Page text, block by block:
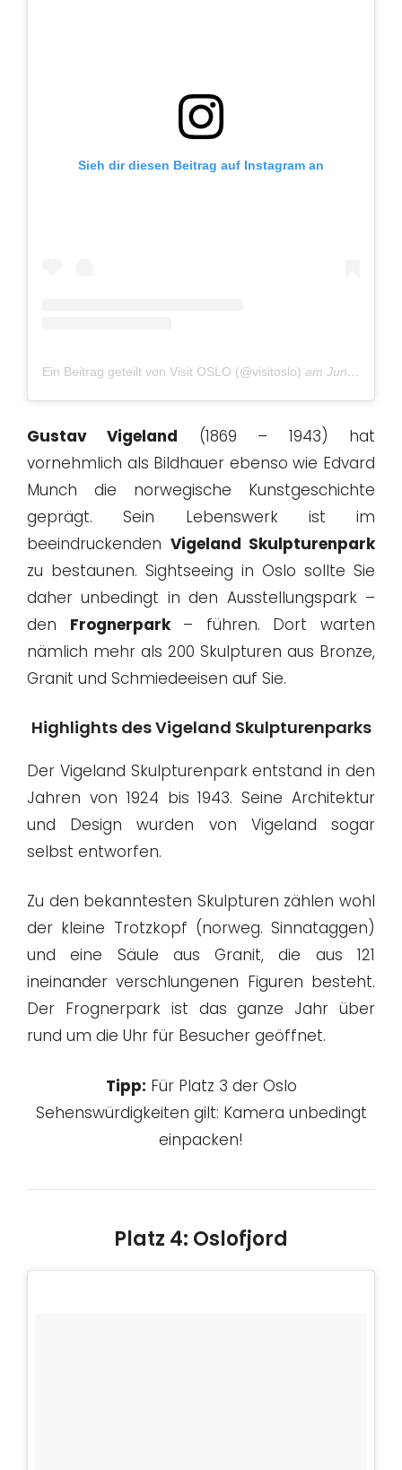
Sieh dir diesen Beitrag auf Instagram an
Ein Beitrag geteilt von Visit OSLO (@visitoslo) am Jun 16, 2019 um 11:04 PDT
Gustav Vigeland (1869 – 1943) hat
vornehmlich als Bildhauer ebenso wie Edvard
Munch die norwegische Kunstgeschichte
geprägt. Sein Lebenswerk ist im
beeindruckenden Vigeland Skulpturenpark
zu bestaunen. Sightseeing in Oslo sollte Sie
daher unbedingt in den Ausstellungspark –
den Frognerpark– führen. Dort warten
nämlich mehr als 200 Skulpturen aus Bronze,
Granit und Schmiedeeisen auf Sie.
Highlights des Vigeland Skulpturenparks
Der Vigeland Skulpturenpark entstand in den
Jahren von 1924 bis 1943. Seine Architektur
und Design wurden von Vigeland sogar
selbst entworfen.
Zu den bekanntesten Skulpturen zählen wohl
der kleine Trotzkopf (norweg. Sinnataggen)
und eine Säule aus Granit, die aus 121
ineinander verschlungenen Figuren besteht.
Der Frognerpark ist das ganze Jahr über
rund um die Uhr für Besucher geöffnet.
Tipp: Für Platz 3 der Oslo
Sehenswürdigkeiten gilt: Kamera unbedingt
einpacken!
Platz 4: Oslofjord